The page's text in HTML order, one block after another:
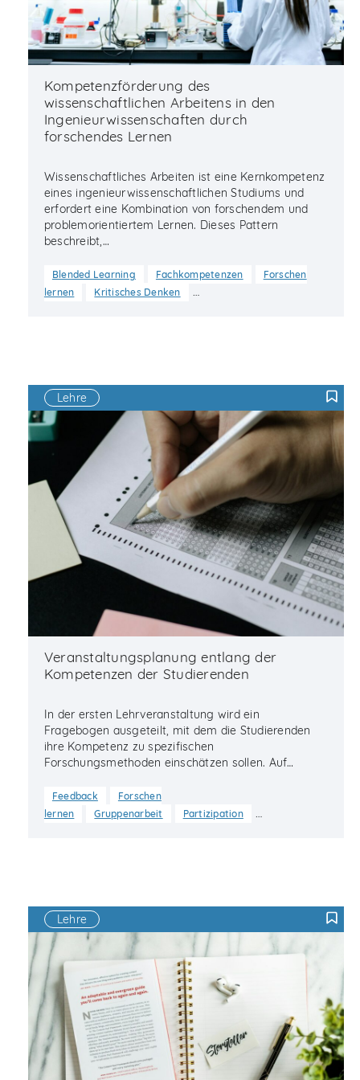
Kompetenzförderung des
wissenschaftlichen Arbeitens in den
Ingenieurwissenschaften durch
forschendes Lernen
Wissenschaftliches Arbeiten ist eine Kernkompetenz
eines ingenieurwissenschaftlichen Studiums und
erfordert eine Kombination von forschendem und
problemorientiertem Lernen. Dieses Pattern
beschreibt,…
Blended Learning Fachkompetenzen
Forschen
lernen
Kritisches Denken …
Lehre
F
Veranstaltungsplanung entlang der
Kompetenzen der Studierenden
In der ersten Lehrveranstaltung wird ein
Fragebogen ausgeteilt, mit dem die Studierenden
ihre Kompetenz zu spezifischen
Forschungsmethoden einschätzen sollen. Auf…
Feedback
Forschen
lernen
Gruppenarbeit Partizipation …
Lehre
F